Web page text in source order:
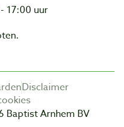
17:00 uur
Disclaimer
Baptist Arnhem BV